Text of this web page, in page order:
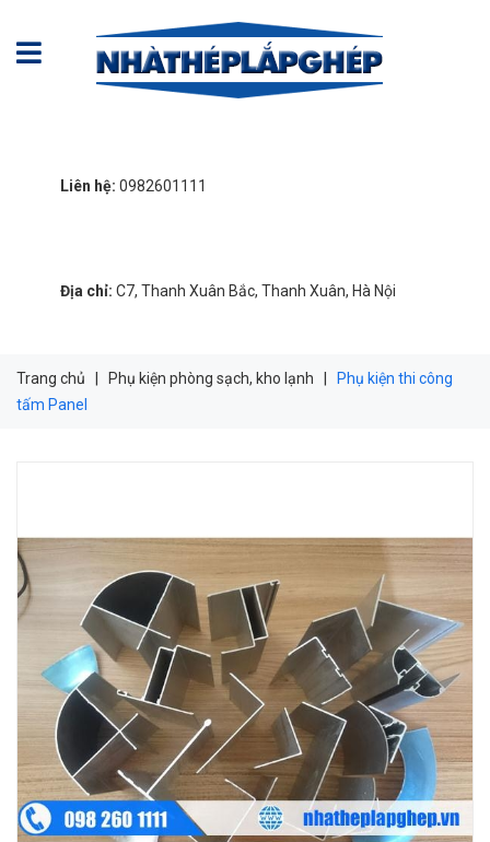
Liên hệ: 0982601111
Địa chỉ: C7, Thanh Xuân Bắc, Thanh Xuân, Hà Nội
Trang chủ Phụ kiện phòng sạch, kho lạnh
Phụ kiện thi công
tấm Panel